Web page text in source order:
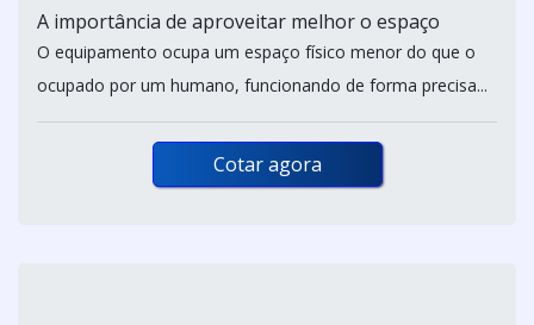
A importância de aproveitar melhor o espaço
O equipamento ocupa um espaço físico menor do que o
ocupado por um humano, funcionando de forma precisa...
Cotar agora